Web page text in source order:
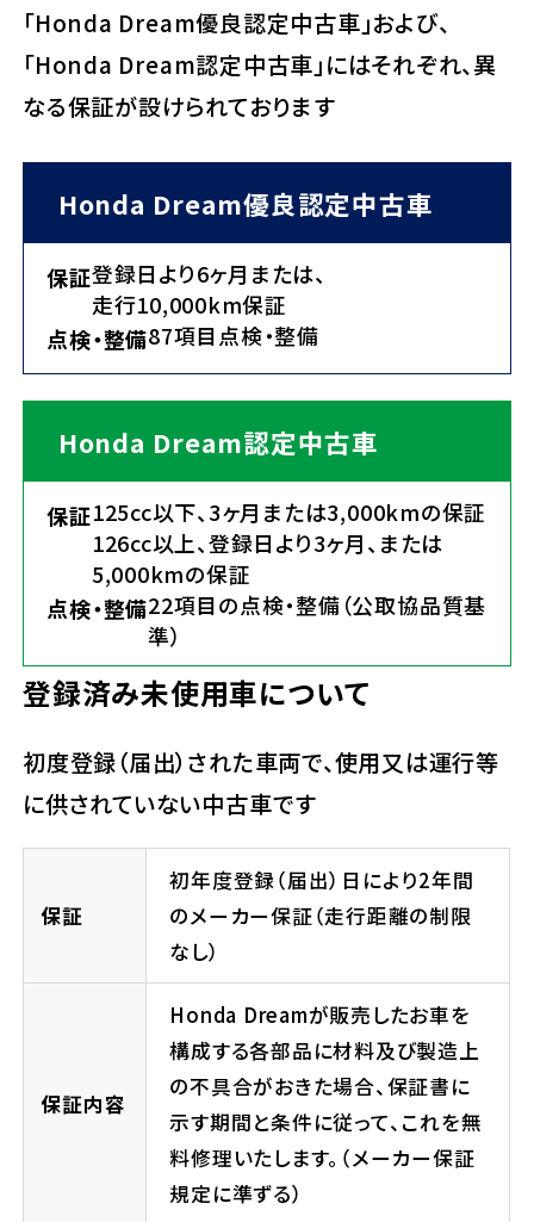
「Honda Dream優良認定中古車」および、
「Honda Dream認定中古車」にはそれぞれ、異
なる保証が設けられております
Honda Dream優良認定中古車
保証登録日より6ヶ月または、
走行10,000km保証
点検・整備87項目点検・整備
Honda Dream認定中古車
保証125cc以下、3ヶ月または3,000kmの保証
126cc以上、登録日より3ヶ月、または
5,000kmの保証
点検・整備22項目の点検・整備（公取協品質基
準）
登録済み未使用車について
初度登録（届出）された車両で、使用又は運行等
に供されていない中古車です
保証
初年度登録（届出）日により2年間
のメーカー保証（走行距離の制限
なし）
保証内容
Honda Dreamが販売したお車を
構成する各部品に材料及び製造上
の不具合がおきた場合、保証書に
示す期間と条件に従って、これを無
料修理いたします。（メーカー保証
規定に準ずる）